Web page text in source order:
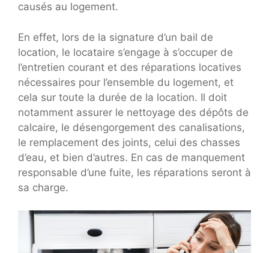
causés au logement.
En effet, lors de la signature d’un bail de
location, le locataire s’engage à s’occuper de
l’entretien courant et des réparations locatives
nécessaires pour l’ensemble du logement, et
cela sur toute la durée de la location. Il doit
notamment assurer le nettoyage des dépôts de
calcaire, le désengorgement des canalisations,
le remplacement des joints, celui des chasses
d’eau, et bien d’autres. En cas de manquement
responsable d’une fuite, les réparations seront à
sa charge.